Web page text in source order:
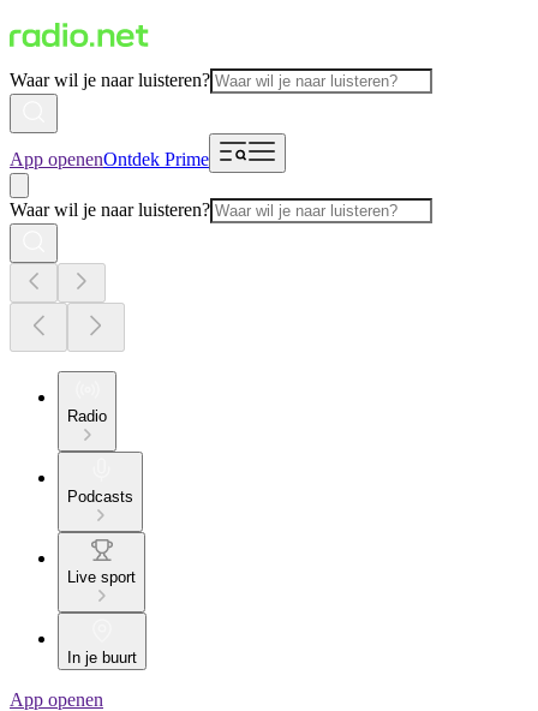
Waar wil je naar luisteren?
App openenOntdek Prime
Waar wil je naar luisteren?
Radio
Podcasts
Live sport
In je buurt
App openen